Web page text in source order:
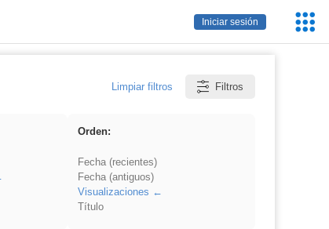
Iniciar sesión
Limpiar filtros Filtros
Orden:
Fecha (recientes)
Fecha (antiguos)
Visualizaciones
Título